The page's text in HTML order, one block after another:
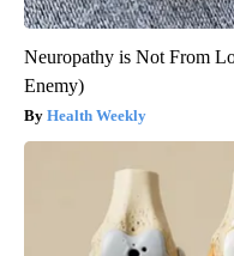
Neuropathy is Not From
Enemy)
Health Weekly